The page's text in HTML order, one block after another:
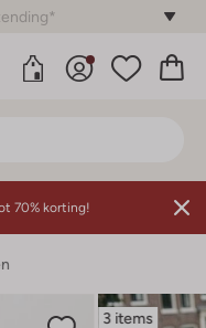
70% korting!
3 items